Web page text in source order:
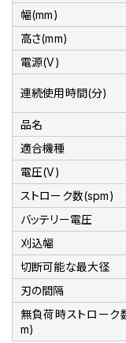
幅(mm)
高さ(mm)
電源(V)
連続使用時間(分)
品名
適合機種
電圧(V)
ストローク数(spm)
バッテリー電圧
刈込幅
切断可能な最大径
刃の間隔
無負荷時ストローク
m)